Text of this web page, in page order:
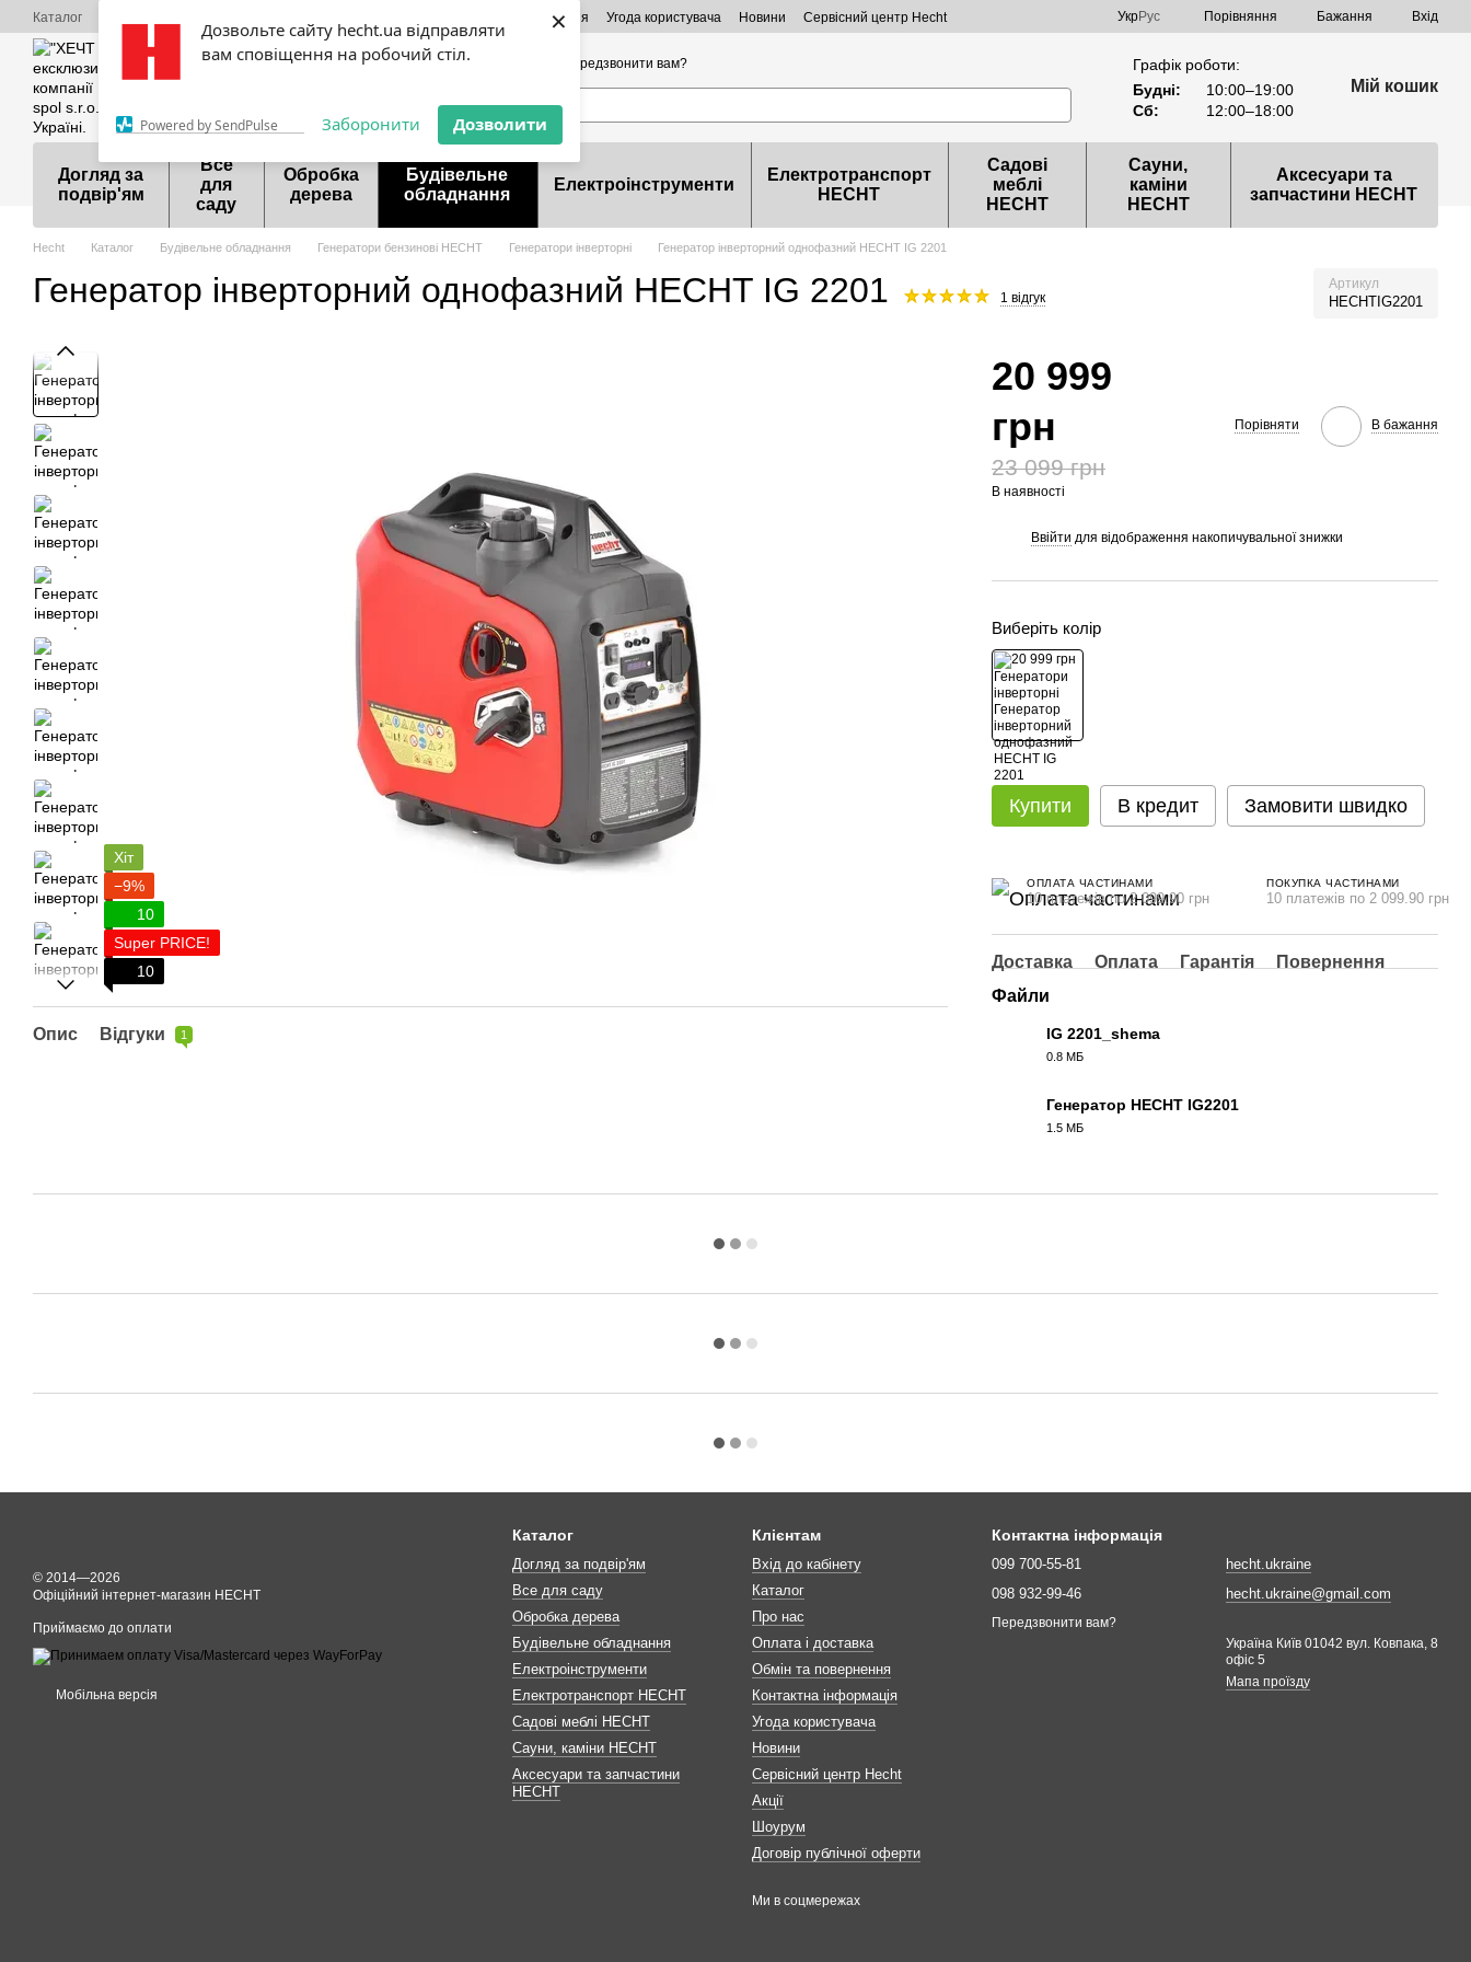
Дозвольте сайту hecht.ua відправляти
вам сповіщення на робочий стіл.
Powered by SendPulse Заборонити Дозволити
×
Перейти до основного контенту
Каталог Контактна інформація Угода користувача Новини
Сервісний центр Hecht
Договір публічної оферти
УкрРус Порівняння Бажання Вхід
099 700-55-81 098 932-99-46 Передзвонити вам?
Графік роботи:
Будні:
10:00–19:00
Сб:
12:00–18:00
Мій кошик
Догляд за
подвір'ям
Все
для
саду
Обробка
дерева
Будівельне
обладнання
Електроінструменти
Електротранспорт
HECHT
Садові
меблі
HECHT
Сауни,
каміни
HECHT
Аксесуари та
запчастини HECHT
Hecht Каталог Будівельне обладнання Генератори бензинові HECHT Генератори інверторні Генератор інверторний однофазний HECHT IG 2201
Генератор інверторний однофазний HECHT IG 2201 1 відгук
Артикул
HECHTIG2201
Хіт
−9%
10
Super PRICE!
10
Опис Відгуки 1
20 999
грн
23 099 грн
В наявності
Порівняти В бажання
Ввійти для відображення накопичувальної знижки
Виберіть колір
Купити В кредит Замовити швидко
ОПЛАТА ЧАСТИНАМИ
10 платежів по 2 099.90 грн
ПОКУПКА ЧАСТИНАМИ
10 платежів по 2 099.90 грн
Доставка Оплата Гарантія
Повернення
Файли
IG 2201_shema
0.8 МБ
Генератор HECHT IG2201
1.5 МБ
© 2014—2026
Офіційний інтернет-магазин HECHT
Приймаємо до оплати
Мобільна версія
Каталог
Догляд за подвір'ям
Все для саду
Обробка дерева
Будівельне обладнання
Електроінструменти
Електротранспорт HECHT
Садові меблі HECHT
Сауни, каміни HECHT
Аксесуари та запчастини
HECHT
Клієнтам
Вхід до кабінету
Каталог
Про нас
Оплата і доставка
Обмін та повернення
Контактна інформація
Угода користувача
Новини
Сервісний центр Hecht
Акції
Шоурум
Договір публічної оферти
Ми в соцмережах
Контактна інформація
099 700-55-81
098 932-99-46
Передзвонити вам?
hecht.ukraine
hecht.ukraine@gmail.com
Україна Київ 01042 вул. Ковпака, 8
офіс 5
Мапа проїзду